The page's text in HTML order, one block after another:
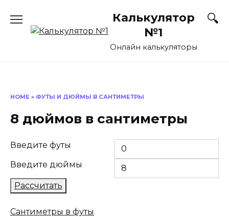
содержанию
Калькулятор
№1
Онлайн калькуляторы
HOME » ФУТЫ И ДЮЙМЫ В САНТИМЕТРЫ
8 дюймов в сантиметры
Введите футы
Введите дюймы
Рассчитать
Сантиметры в футы